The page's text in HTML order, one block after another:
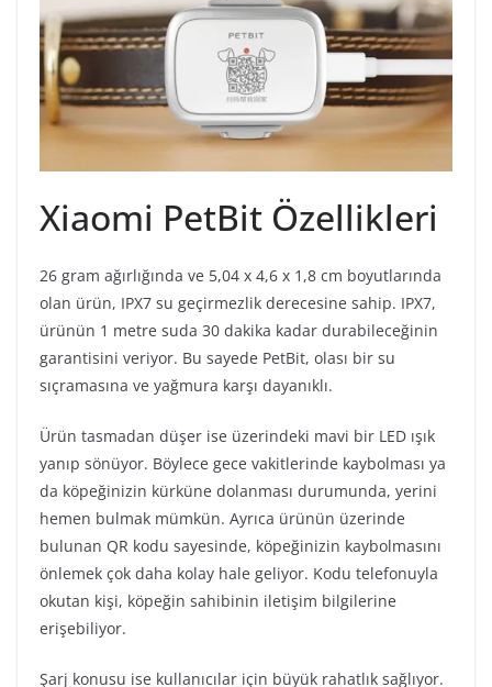
Xiaomi PetBit Özellikleri
26 gram ağırlığında ve 5,04 x 4,6 x 1,8 cm boyutlarında
olan ürün, IPX7 su geçirmezlik derecesine sahip. IPX7,
ürünün 1 metre suda 30 dakika kadar durabileceğinin
garantisini veriyor. Bu sayede PetBit, olası bir su
sıçramasına ve yağmura karşı dayanıklı.
Ürün tasmadan düşer ise üzerindeki mavi bir LED ışık
yanıp sönüyor. Böylece gece vakitlerinde kaybolması ya
da köpeğinizin kürküne dolanması durumunda, yerini
hemen bulmak mümkün. Ayrıca ürünün üzerinde
bulunan QR kodu sayesinde, köpeğinizin kaybolmasını
önlemek çok daha kolay hale geliyor. Kodu telefonuyla
okutan kişi, köpeğin sahibinin iletişim bilgilerine
erişebiliyor.
Şarj konusu ise kullanıcılar için büyük rahatlık sağlıyor.